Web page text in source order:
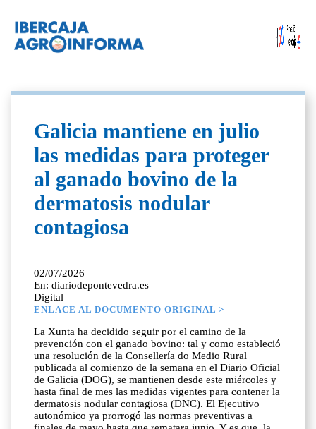
Galicia mantiene en julio
las medidas para proteger
al ganado bovino de la
dermatosis nodular
contagiosa
02/07/2026
En: diariodepontevedra.es
Digital
ENLACE AL DOCUMENTO ORIGINAL >
La Xunta ha decidido seguir por el camino de la
prevención con el ganado bovino: tal y como estableció
una resolución de la Consellería do Medio Rural
publicada al comienzo de la semana en el Diario Oficial
de Galicia (DOG), se mantienen desde este miércoles y
hasta final de mes las medidas vigentes para contener la
dermatosis nodular contagiosa (DNC). El Ejecutivo
autonómico ya prorrogó las normas preventivas a